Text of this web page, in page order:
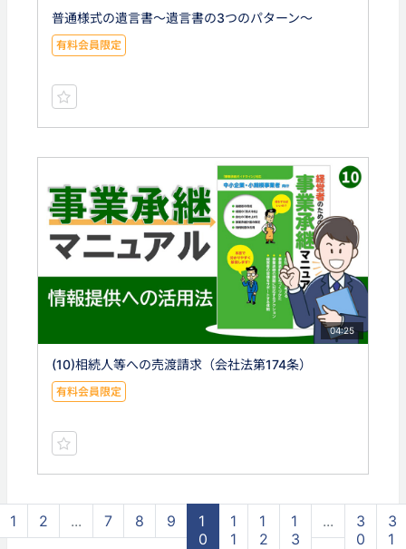
普通様式の遺言書〜遺言書の3つのパターン〜
有料会員限定
04:25
(10)相続人等への売渡請求（会社法第174条）
有料会員限定
1 2 ... 7 8 9
1
0
1
1
1
2
1
3
...
3
0
3
1